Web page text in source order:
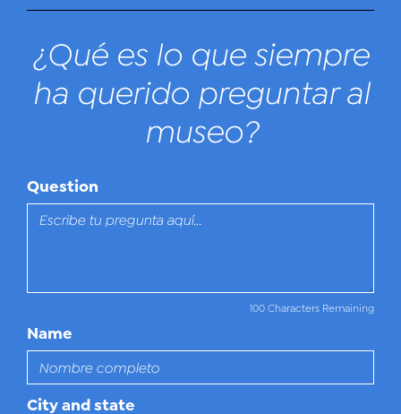
¿Qué es lo que siempre
ha querido preguntar al
museo?
Question
100 Characters Remaining
Name
City and state